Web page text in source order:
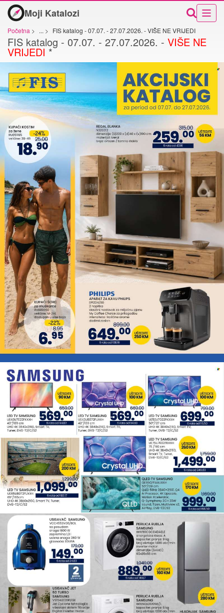
Moji Katalozi
Početna > ... > FIS katalog - 07.07. - 27.07.2026. - VIŠE NE VRIJEDI
FIS katalog - 07.07. - 27.07.2026. - VIŠE NE
VRIJEDI *